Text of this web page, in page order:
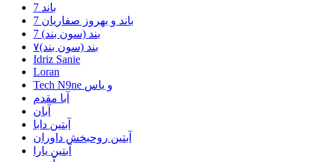
7 باند
7 باند و بهروز صفاریان
7 بند (سون بند)
۷بند (سون بند)
Idriz Sanie
Loran
Tech N9ne و یاس
آبا مقدم
آبان
آبتین دابا
آبتین روحبخش داوران
آبتین یارا